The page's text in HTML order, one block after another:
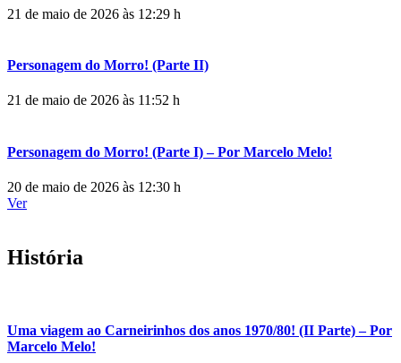
21 de maio de 2026 às 12:29 h
Personagem do Morro! (Parte II)
21 de maio de 2026 às 11:52 h
Personagem do Morro! (Parte I) – Por Marcelo Melo!
20 de maio de 2026 às 12:30 h
Ver
História
Uma viagem ao Carneirinhos dos anos 1970/80! (II Parte) – Por
Marcelo Melo!